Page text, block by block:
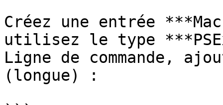
Créez une entrée
utilisez le type
Ligne de commande,
(longue) :